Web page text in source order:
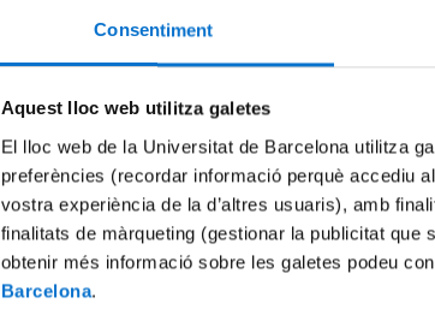
Consentiment
Aquest lloc web utilitza galetes
El lloc web de la Universitat de Barcelona utilitza
preferències (recordar informació perquè accediu
vostra experiència de la d’altres usuaris), amb
finalitats de màrqueting (gestionar la publicitat que
obtenir més informació sobre les galetes podeu
Barcelona.